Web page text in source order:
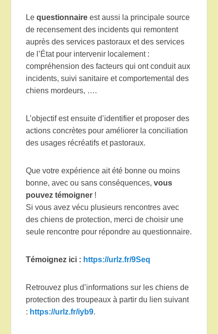
Lequestionnaire est aussi la principale source
de recensement des incidents qui remontent
auprès des services pastoraux et des services
de l’État pour intervenir localement :
compréhension des facteurs qui ont conduit aux
incidents, suivi sanitaire et comportemental des
chiens mordeurs, ….
L’objectif est ensuite d’identifier et proposer des
actions concrètes pour améliorer la conciliation
des usages récréatifs et pastoraux.
Que votre expérience ait été bonne ou moins
bonne, avec ou sans conséquences,vous
pouvez témoigner !
Si vous avez vécu plusieurs rencontres avec
des chiens de protection, merci de choisir une
seule rencontre pour répondre au questionnaire.
Témoignez ici : https://urlz.fr/9Seq
Retrouvez plus d’informations sur les chiens de
protection des troupeaux à partir du lien suivant
: https://urlz.fr/iyb9.